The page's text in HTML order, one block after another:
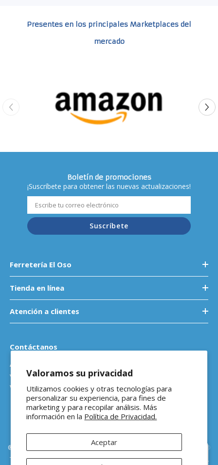
Valoramos su privacidad
Utilizamos cookies y otras tecnologías para
personalizar su experiencia, para fines de
marketing y para recopilar análisis. Más
información en la Política de Privacidad.
Aceptar
Presentes en los principales Marketplaces del
mercado
Boletín de promociones
¡Suscríbete para obtener las nuevas actualizaciones!
Suscríbete
Ferretería El Oso
Tienda en línea
Atención a clientes
Contáctanos
Atención a empresas
ventasb2b@ferreteriaeloso.mx
WhatsApp: 464 205 4992
®Ferretería El Oso Todos los derechos reservados |
Vitamina Online®
Todos los precios de venta sugeridos están en MXN ($) e incluyen IVA
Hola 👋 ¿En qué podemos
ayudarte?